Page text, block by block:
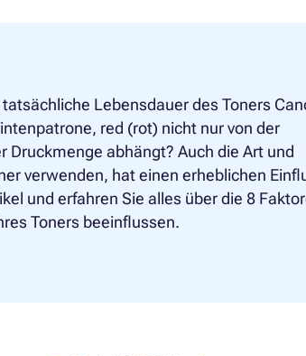
Lebensdauer des Toners
red (rot) nicht nur von der
Druckmenge abhängt? Auch die Art und
verwenden, hat einen erheblichen
und erfahren Sie alles über die 8
Toners beeinflussen.